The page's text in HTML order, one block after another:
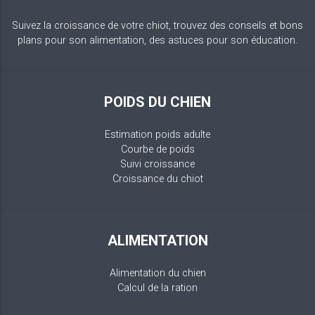
Suivez la croissance de votre chiot, trouvez des conseils et bons
plans pour son alimentation, des astuces pour son éducation.
POIDS DU CHIEN
Estimation poids adulte
Courbe de poids
Suivi croissance
Croissance du chiot
ALIMENTATION
Alimentation du chien
Calcul de la ration